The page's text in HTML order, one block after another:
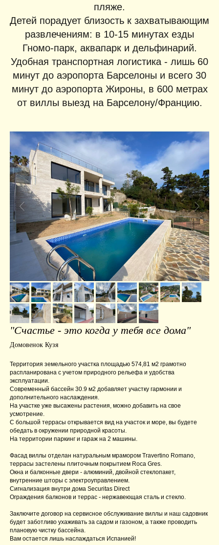
пляже.
Детей порадует близость к захватывающим
развлечениям: в 10-15 минутах езды
Гномо-парк, аквапарк и дельфинарий.
Удобная транспортная логистика - лишь 60
минут до аэропорта Барселоны и всего 30
минут до аэропорта Жироны, в 600 метрах
от виллы выезд на Барселону/Францию.
"Счастье - это когда у тебя все дома"
Домовенок Кузя
Территория земельного участка площадью 574,81 м2 грамотно
распланирована с учетом природного рельефа и удобства
эксплуатации.
Современный бассейн 30.9 м2 добавляет участку гармонии и
дополнительного наслаждения.
На участке уже высажены растения, можно добавить на свое
усмотрение.
С большой террасы открывается вид на участок и море, вы будете
обедать в окружении природной красоты.
На территории паркинг и гараж на 2 машины.
Фасад виллы отделан натуральным мрамором Travertino Romano,
террасы застелены плиточным покрытием Roca Gres.
Окна и балконные двери - алюминий, двойной стеклопакет,
внутренние шторы с электроуправлением.
Сигнализация внутри дома Securitas Direct
Ограждения балконов и террас - нержавеющая сталь и стекло.
Заключите договор на сервисное обслуживание виллы и наш садовник
будет заботливо ухаживать за садом и газоном, а также проводить
плановую чистку бассейна.
Вам остается лишь наслаждаться Испанией!